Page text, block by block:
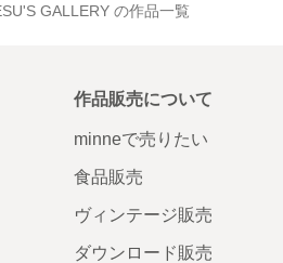
GALLERY の作品一覧
作品販売について
minneで売りたい
食品販売
ヴィンテージ販売
ダウンロード販売